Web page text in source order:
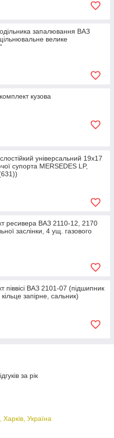
запалювання ВАЗ
велике
кузова
універсальний 19х17
супорта MERSEDES LP,
ресивера ВАЗ 2110-12, 2170
заслінки, 4 ущ. газового
піввісі ВАЗ 2101-07 (підшипник
запірне, сальник)
за рік
Україна